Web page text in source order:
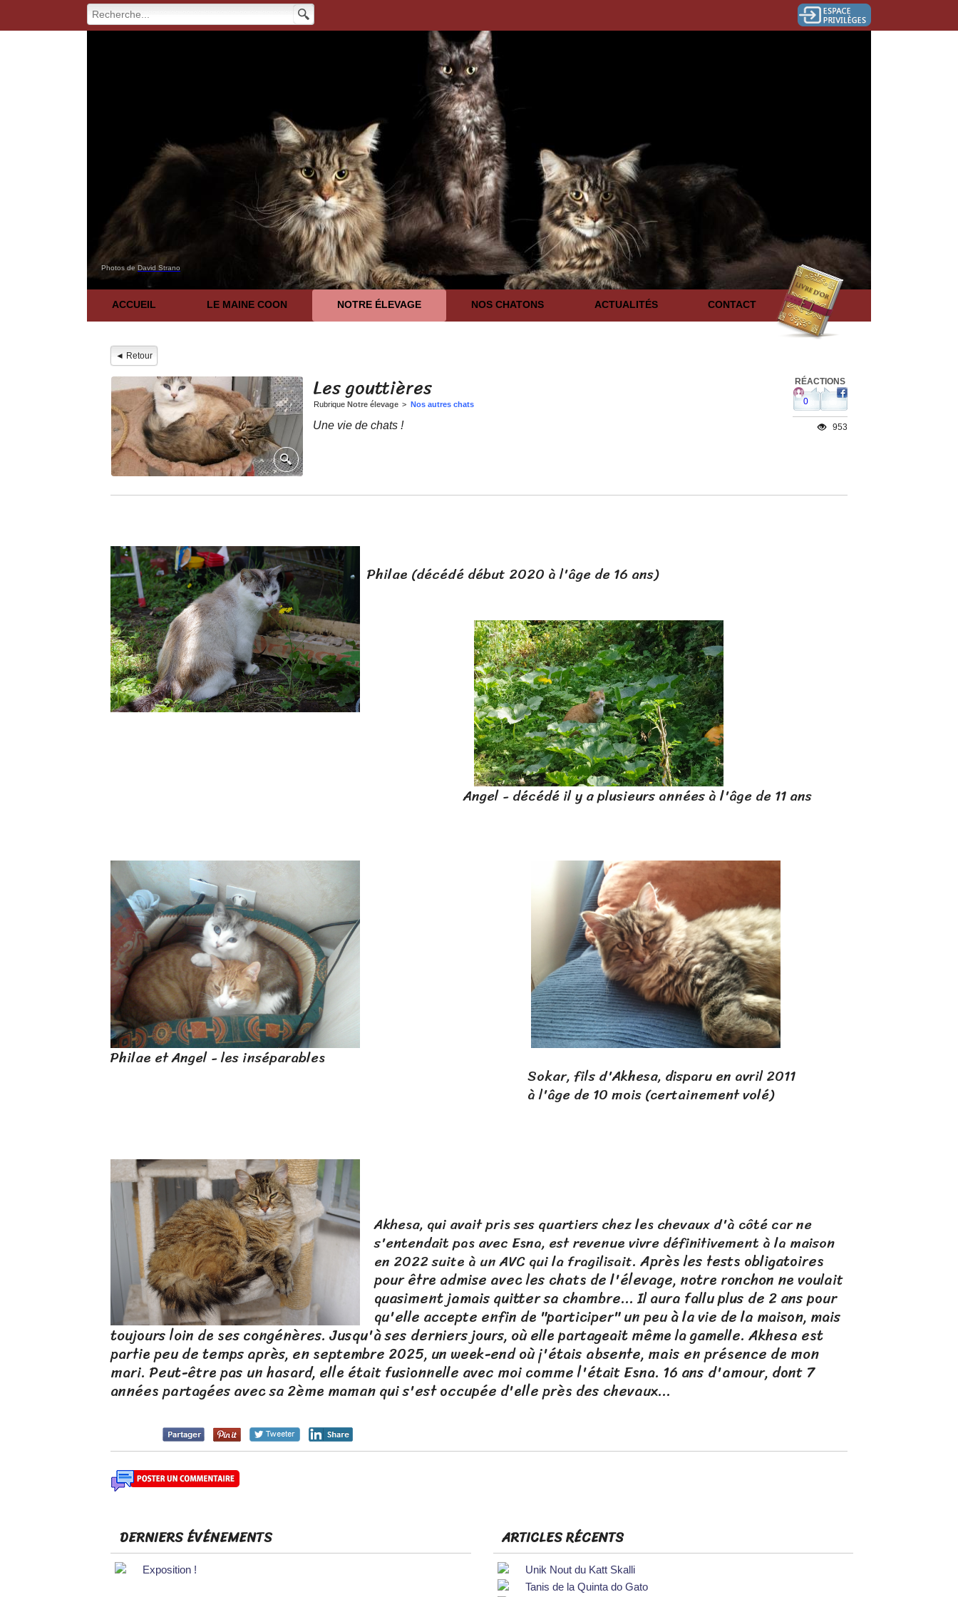
Photos de David Strano
ACCUEIL LE MAINE COON
Son caractère
Ses couleurs
NOTRE ÉLEVAGE
Nos femelles
Louna, notre berger allemand
NOS CHATONS ACTUALITÉS CONTACT
◄ Retour
Les gouttières
RubriqueNotre élevage >Nos autres chats
Une vie de chats !
RÉACTIONS
0
953
Philae (décédé début 2020 à l'âge de 16 ans)
Angel - décédé il y a plusieurs années à l'âge de 11 ans
Philae et Angel - les inséparables
Sokar, fils d'Akhesa, disparu en avril 2011
à l'âge de 10 mois (certainement volé)
Akhesa, qui avait pris ses quartiers chez les chevaux d'à côté car ne
s'entendait pas avec Esna, est revenue vivre définitivement à la maison
en 2022 suite à un AVC qui la fragilisait. Après les tests obligatoires
pour être admise avec les chats de l'élevage, notre ronchon ne voulait
quasiment jamais quitter sa chambre... Il aura fallu plus de 2 ans pour
qu'elle accepte enfin de "participer" un peu à la vie de la maison, mais
toujours loin de ses congénères. Jusqu'à ses derniers jours, où elle partageait même la gamelle. Akhesa est
partie peu de temps après, en septembre 2025, un week-end où j'étais absente, mais en présence de mon
mari. Peut-être pas un hasard, elle était fusionnelle avec moi comme l'était Esna. 16 ans d'amour, dont 7
années partagées avec sa 2ème maman qui s'est occupée d'elle près des chevaux...
DERNIERS ÉVÉNEMENTS
Exposition !
ARTICLES RÉCENTS
Unik Nout du Katt Skalli
Tanis de la Quinta do Gato